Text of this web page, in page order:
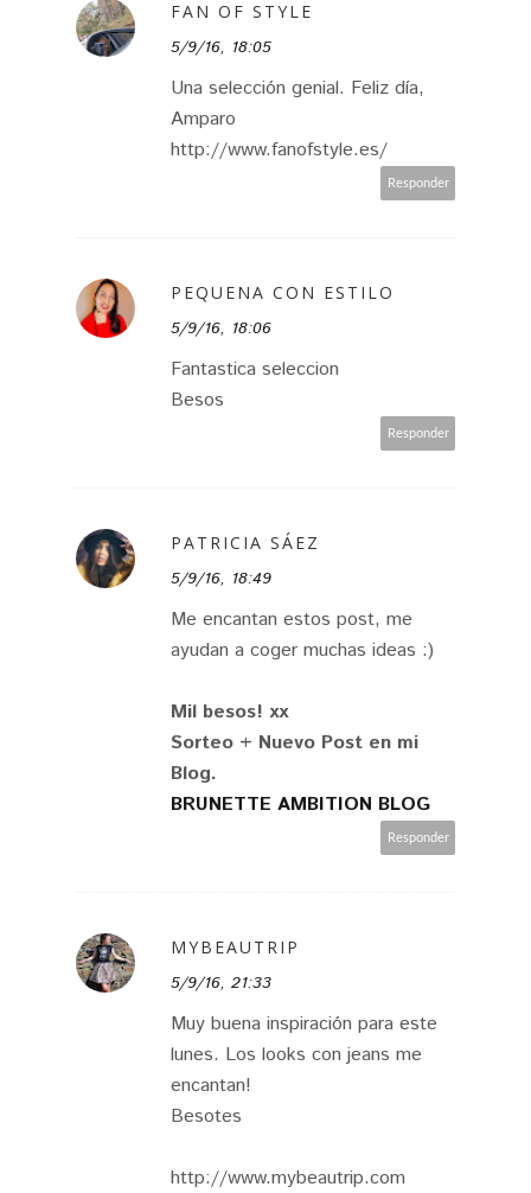
FAN OF STYLE
5/9/16, 18:05
Una selección genial. Feliz día,
Amparo
http://www.fanofstyle.es/
Responder
PEQUENA CON ESTILO
5/9/16, 18:06
Fantastica seleccion
Besos
Responder
PATRICIA SÁEZ
5/9/16, 18:49
Me encantan estos post, me
ayudan a coger muchas ideas :)
Mil besos! xx
Sorteo + Nuevo Post en mi
Blog.
BRUNETTE AMBITION BLOG
Responder
MYBEAUTRIP
5/9/16, 21:33
Muy buena inspiración para este
lunes. Los looks con jeans me
encantan!
Besotes
http://www.mybeautrip.com